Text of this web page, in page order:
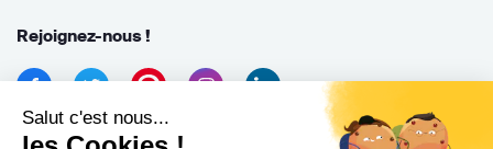
Salut c'est nous...
Rejoignez-nous !